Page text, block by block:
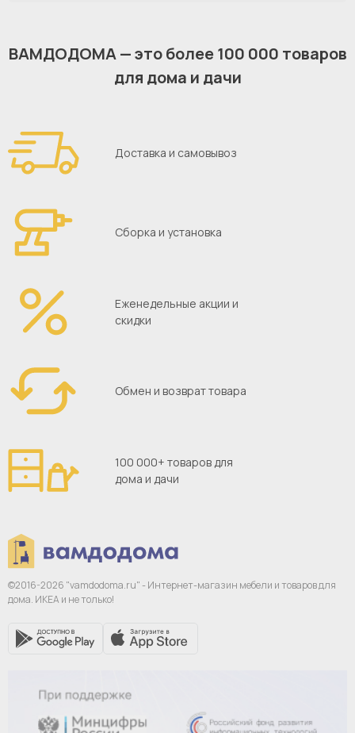
ВАМДОДОМА — это более 100 000 товаров
для дома и дачи
Доставка и самовывоз
Сборка и установка
Еженедельные акции и
скидки
Обмен и возврат товара
100 000+ товаров для
дома и дачи
©2016-2026 "vamdodoma.ru" - Интернет-магазин мебели и товаров для
дома. ИКЕА и не только!